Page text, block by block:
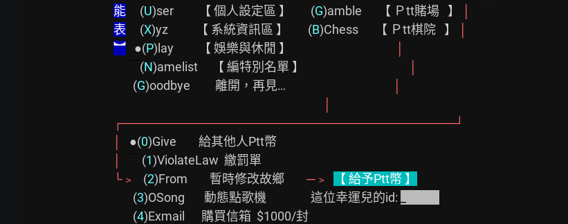
能
     (
U)ser         【 個人設定區 】       (G)amble      【 Ｐtt賭場   】
表
     (
X)yz          【 系統資訊區 】       (B)Chess      【 Ｐtt棋院   】
︼
   ●(
P)lay         【 娛樂與休閒 】
(N)amelist     【 編特別名單 】
        (
G)oodbye         離開，再見…
┌─────────────────────────────────────┘
●(0)Give        給其他人Ptt幣
(1)ViolateLaw  繳罰單
└﹥ (2)From        暫時修改故鄉 ─﹥
【 給予Ptt幣 】
        (
3)OSong       動態點歌機                這位幸運兒的id:
        (
4)Exmail      購買信箱  $1000/封